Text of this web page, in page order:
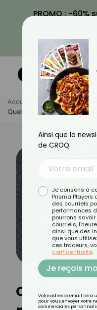
PROMO : -60%
Accueil Actus
Quels Sont Les Poissons Les
Quels sont
Ainsi que la
de CROQ.
Je consens à
Prisma Players
des courriels
performances
pourrons savoir
courriels,
ainsi que des
que vous
ces traceurs,
confidentialité.
Je reçois
Votre adresse email sera
pour vous envoyer votre
commerciales